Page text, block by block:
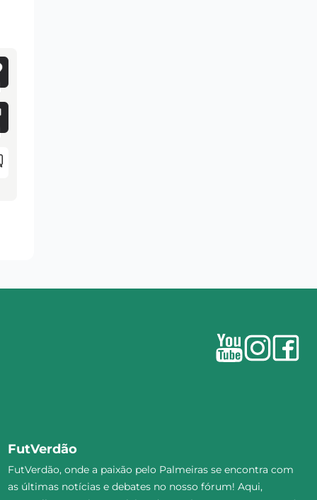
FutVerdão
FutVerdão, onde a paixão pelo Palmeiras se encontra com
as últimas notícias e debates no nosso fórum! Aqui,